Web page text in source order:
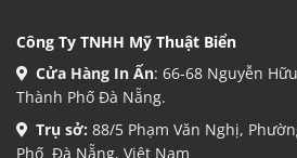
Công Ty TNHH Mỹ Thuật Biển
Cửa Hàng In Ấn: 66-68 Nguyễn
Thành Phố Đà Nẵng.
Trụ sở: 88/5 Phạm Văn Nghị,
Phố Đà Nẵng, Việt Nam